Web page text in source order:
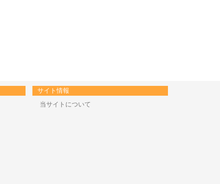
サイト情報
当サイトについて